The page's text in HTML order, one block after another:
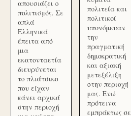
απουσιάζει ο
πολιτισμός. Σε
απλά
Ελληνικά
έπειτα από
μια
εκατονταετία
διευρύνεται
το πλιάτσικο
που είχαν
κάνει αρχικά
στην περιοχή
πολιτεία και
πολιτικοί
υπονόμευαν
την
πραγματική
δημοκρατική
και αξιακή
μετεξέλιξη
στην περιοχή
μας. Ενώ
πρότεινα
εμπράκτως σε